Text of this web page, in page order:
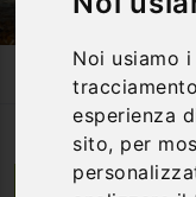
Noi usiamo
esperienza
sito, per
Attività Ed
Tour In E-Bike Tra I
Lorica | Calabria